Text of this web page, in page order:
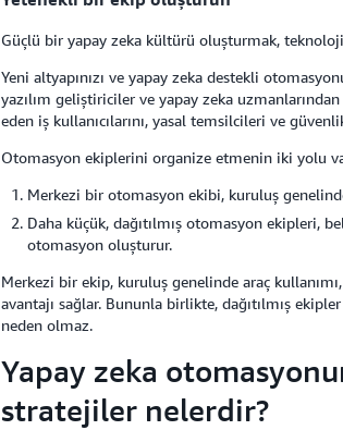
Güçlü bir yapay zeka kültürü oluşturmak,
Yeni altyapınızı ve yapay zeka destekli
yazılım geliştiriciler ve yapay zeka
eden iş kullanıcılarını, yasal temsilcileri ve
Otomasyon ekiplerini organize etmenin iki yolu
Merkezi bir otomasyon ekibi, kuruluş
Daha küçük, dağıtılmış otomasyon
otomasyon oluşturur.
Merkezi bir ekip, kuruluş genelinde araç
avantajı sağlar. Bununla birlikte, dağıtılmış
neden olmaz.
Yapay zeka
stratejiler nelerdir?